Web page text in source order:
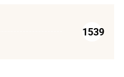
1539